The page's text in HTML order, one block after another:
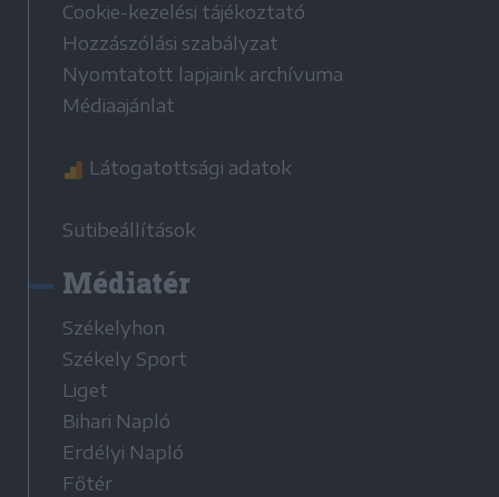
Cookie-kezelési tájékoztató
Hozzászólási szabályzat
Nyomtatott lapjaink archívuma
Médiaajánlat
Látogatottsági adatok
Sütibeállítások
Médiatér
Székelyhon
Székely Sport
Liget
Bihari Napló
Erdélyi Napló
Főtér